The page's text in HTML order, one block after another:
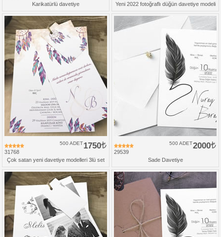
Karikatürlü davetiye Yeni 2022 fotoğraflı düğün davetiye modeli
31768
1750
500 ADET
Çok satan yeni davetiye modelleri 3lü set
29539
2000
500 ADET
Sade Davetiye